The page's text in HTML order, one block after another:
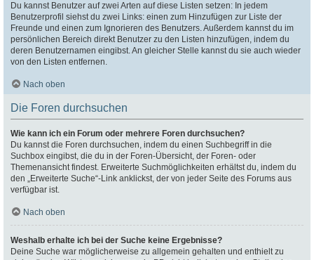
Du kannst Benutzer auf zwei Arten auf diese Listen setzen: In jedem
Benutzerprofil siehst du zwei Links: einen zum Hinzufügen zur Liste der
Freunde und einen zum Ignorieren des Benutzers. Außerdem kannst du im
persönlichen Bereich direkt Benutzer zu den Listen hinzufügen, indem du
deren Benutzernamen eingibst. An gleicher Stelle kannst du sie auch wieder
von den Listen entfernen.
Nach oben
Die Foren durchsuchen
Wie kann ich ein Forum oder mehrere Foren durchsuchen?
Du kannst die Foren durchsuchen, indem du einen Suchbegriff in die
Suchbox eingibst, die du in der Foren-Übersicht, der Foren- oder
Themenansicht findest. Erweiterte Suchmöglichkeiten erhältst du, indem du
den „Erweiterte Suche“-Link anklickst, der von jeder Seite des Forums aus
verfügbar ist.
Nach oben
Weshalb erhalte ich bei der Suche keine Ergebnisse?
Deine Suche war möglicherweise zu allgemein gehalten und enthielt zu